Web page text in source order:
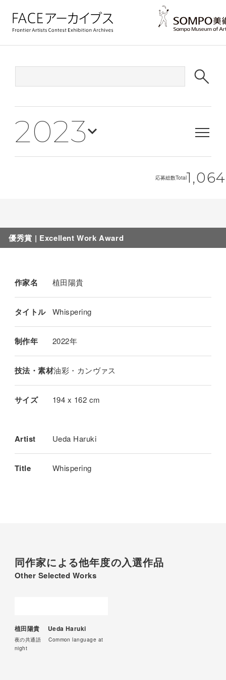
2023
応募総数Total1,064
優秀賞 | Excellent Work Award
作家名 植田陽貴
タイトル Whispering
制作年 2022年
技法・素材油彩・カンヴァス
サイズ 194 x 162 cm
Artist Ueda Haruki
Title Whispering
同作家による他年度の入選作品
Other Selected Works
植田陽貴 Ueda Haruki
夜の共通語
Common language at
night